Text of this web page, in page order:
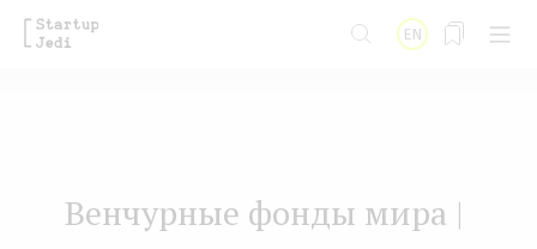
EN
Венчурные фонды мира |